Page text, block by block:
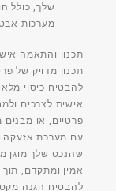
שלך, כולל
מערכות
תכנון והתאמה
תכנון מדויק של
להבטיח כיסוי
אישית לצרכים
פרטיים, או מבנים
עם מערכת אזעקה
שהנכס שלך מוגן
אמין ומתקדם,
להבטיח הגנה